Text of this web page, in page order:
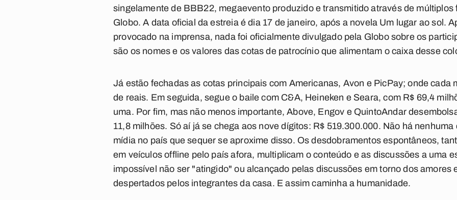
singelamente de BBB22, megaevento produzido e transmitido através de
Globo. A data oficial da estreia é dia 17 de janeiro, após a novela Um lugar ao sol.
provocado na imprensa, nada foi oficialmente divulgado pela Globo sobre os
são os nomes e os valores das cotas de patrocínio que alimentam o caixa desse
Já estão fechadas as cotas principais com Americanas, Avon e PicPay; onde cada
de reais. Em seguida, segue o baile com C&A, Heineken e Seara, com R$ 69,4
uma. Por fim, mas não menos importante, Above, Engov e QuintoAndar
11,8 milhões. Só aí já se chega aos nove dígitos: R$ 519.300.000. Não há
mídia no país que sequer se aproxime disso. Os desdobramentos espontâneos,
em veículos offline pelo país afora, multiplicam o conteúdo e as discussões a uma
impossível não ser "atingido" ou alcançado pelas discussões em torno dos amores
despertados pelos integrantes da casa. E assim caminha a humanidade.